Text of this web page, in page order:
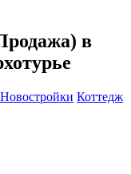
в
Новостройки Коттедж